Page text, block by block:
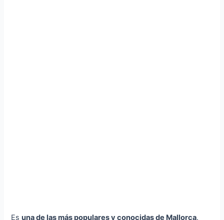
Esuna de las más populares y conocidas de Mallorca.